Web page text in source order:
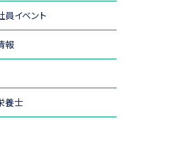
員イベント
報
養士